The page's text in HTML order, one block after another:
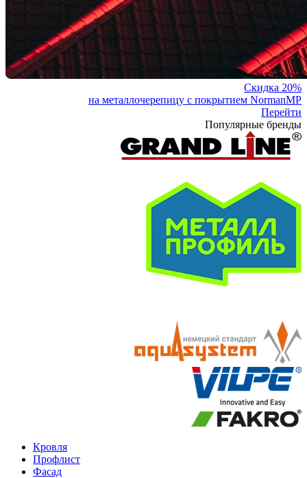
Скидка 20%
на металлочерепицу с покрытием NormanMP
Перейти
Популярные бренды
Кровля
Профлист
Фасад